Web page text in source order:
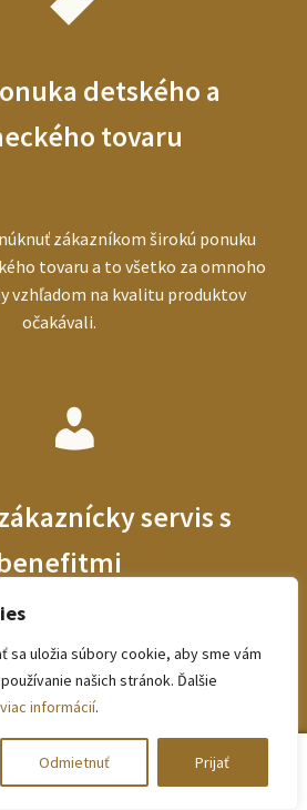
sa uložia súbory cookie, aby sme vám
našich stránok. Ďalšie
viac informácií.
Odmietnuť Prijať
detského a
tovaru
zákazníkom širokú ponuku
tovaru a to všetko za omnoho
vzhľadom na kvalitu produktov
očakávali.
servis s
benefity vo forme DOPRAVY
módneho tovaru, kvalitné fotografie
výborný zákaznícky servis